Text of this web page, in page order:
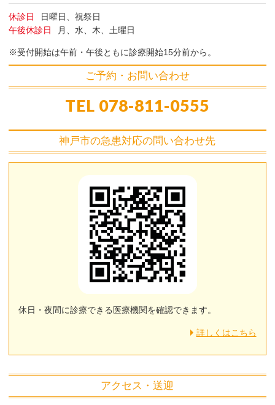
休診日
日曜日、祝祭日
午後休診日
月、水、木、土曜日
受付開始は午前・午後ともに診療開始15分前から。
ご予約・お問い合わせ
TEL 078-811-0555
神戸市の急患対応の問い合わせ先
休日・夜間に診療できる医療機関を確認できます。
詳しくはこちら
アクセス・送迎